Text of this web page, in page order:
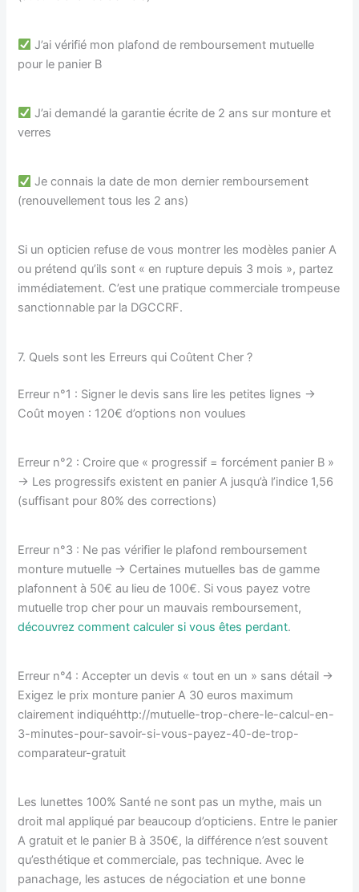
J’ai vérifié mon plafond de remboursement mutuelle
pour le panier B
J’ai demandé la garantie écrite de 2 ans sur monture et
verres
Je connais la date de mon dernier remboursement
(renouvellement tous les 2 ans)
Si un opticien refuse de vous montrer les modèles panier A
ou prétend qu’ils sont « en rupture depuis 3 mois », partez
immédiatement. C’est une pratique commerciale trompeuse
sanctionnable par la DGCCRF.
7. Quels sont les Erreurs qui Coûtent Cher ?
Erreur n°1 : Signer le devis sans lire les petites lignes →
Coût moyen : 120€ d’options non voulues
Erreur n°2 : Croire que « progressif = forcément panier B »
→ Les progressifs existent en panier A jusqu’à l’indice 1,56
(suffisant pour 80% des corrections)
Erreur n°3 : Ne pas vérifier le plafond remboursement
monture mutuelle → Certaines mutuelles bas de gamme
plafonnent à 50€ au lieu de 100€. Si vous payez votre
mutuelle trop cher pour un mauvais remboursement,
découvrez comment calculer si vous êtes perdant.
Erreur n°4 : Accepter un devis « tout en un » sans détail →
Exigez le prix monture panier A 30 euros maximum
clairement indiquéhttp://mutuelle-trop-chere-le-calcul-en-
3-minutes-pour-savoir-si-vous-payez-40-de-trop-
comparateur-gratuit
Les lunettes 100% Santé ne sont pas un mythe, mais un
droit mal appliqué par beaucoup d’opticiens. Entre le panier
A gratuit et le panier B à 350€, la différence n’est souvent
qu’esthétique et commerciale, pas technique. Avec le
panachage, les astuces de négociation et une bonne